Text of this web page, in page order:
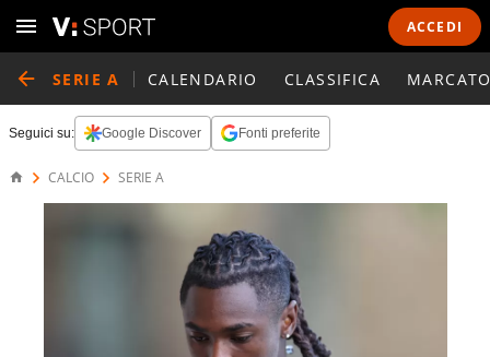
ACCEDI
SERIE A CALENDARIO CLASSIFICA
Seguici su: Google Discover Fonti preferite
CALCIO SERIE A